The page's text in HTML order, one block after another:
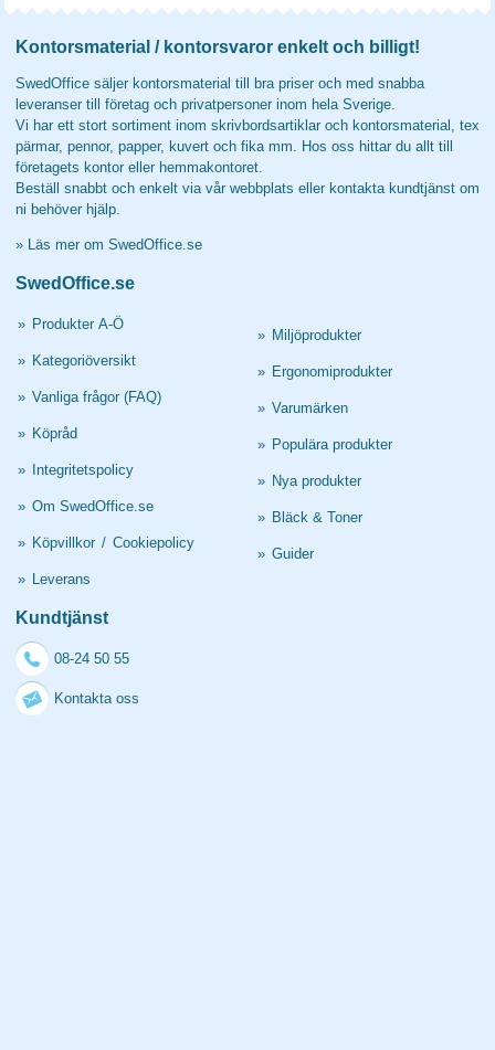
Kontorsmaterial / kontorsvaror enkelt och billigt!
SwedOffice säljer kontorsmaterial till bra priser och med snabba
leveranser till företag och privatpersoner inom hela Sverige.
Vi har ett stort sortiment inom skrivbordsartiklar och kontorsmaterial, tex
pärmar, pennor, papper, kuvert och fika mm. Hos oss hittar du allt till
företagets kontor eller hemmakontoret.
Beställ snabbt och enkelt via vår webbplats eller kontakta kundtjänst om
ni behöver hjälp.
» Läs mer om SwedOffice.se
SwedOffice.se
» Produkter A-Ö
» Kategoriöversikt
» Vanliga frågor (FAQ)
» Köpråd
» Integritetspolicy
» Om SwedOffice.se
» Köpvillkor / Cookiepolicy
» Leverans
» Miljöprodukter
» Ergonomiprodukter
» Varumärken
» Populära produkter
» Nya produkter
» Bläck & Toner
» Guider
Kundtjänst
08-24 50 55
Kontakta oss